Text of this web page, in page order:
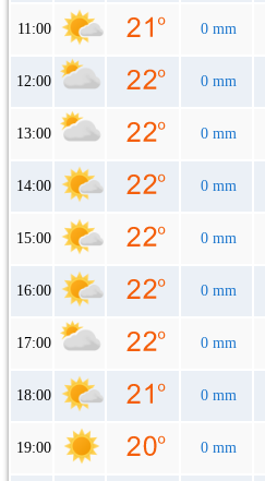
11:00 0 mm
12:00 0 mm
13:00 0 mm
14:00 0 mm
15:00 0 mm
16:00 0 mm
17:00 0 mm
18:00 0 mm
19:00 0 mm